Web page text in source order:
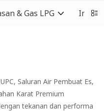
& Gas LPG
Saluran Air Pembuat Es,
Karat Premium
tekanan dan performa